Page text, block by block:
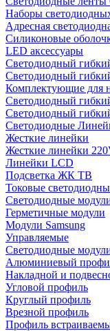
Наборы
Адресная
Силиконовые
LED аксессуары
Светодиодный
Светодиодный
Комплектующие для
Светодиодный
Светодиодный
Светодиодные
Жесткие линейки
Жесткие линейки
Линейки LCD
Подсветка ЖК ТВ
Токовые
Светодиодные
Герметичные модули
Модули Samsung
Управляемые
Светодиодные
Алюминиевый
Накладной и
Угловой профиль
Круглый профиль
Врезной профиль
Профиль